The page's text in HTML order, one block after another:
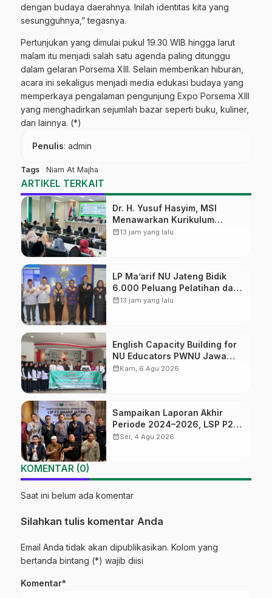
dengan budaya daerahnya. Inilah identitas kita yang
sesungguhnya,” tegasnya.
Pertunjukan yang dimulai pukul 19.30 WIB hingga larut
malam itu menjadi salah satu agenda paling ditunggu
dalam gelaran Porsema XIII. Selain memberikan hiburan,
acara ini sekaligus menjadi media edukasi budaya yang
memperkaya pengalaman pengunjung Expo Porsema XIII
yang menghadirkan sejumlah bazar seperti buku, kuliner,
dan lainnya. (*)
Penulis: admin
Tags Niam At Majha
ARTIKEL TERKAIT
Dr. H. Yusuf Hasyim, MSI
Menawarkan Kurikulum
Diversifikasi, Harapan Baru
calendar_month13 jam yang lalu
LP Ma’arif NU Jateng Bidik
6.000 Peluang Pelatihan dan
Sertifikasi bagi Lulusan SMK
calendar_month13 jam yang lalu
English Capacity Building for
NU Educators PWNU Jawa
Tengah Batch#4; Membuka
calendar_monthKam, 6 Agu 2026
Sampaikan Laporan Akhir
Periode 2024–2026, LSP P2
Ma’arif NU Jateng Mantapkan
calendar_monthSel, 4 Agu 2026
KOMENTAR (0)
Saat ini belum ada komentar
Silahkan tulis komentar Anda
Email Anda tidak akan dipublikasikan. Kolom yang
bertanda bintang (*) wajib diisi
Komentar*